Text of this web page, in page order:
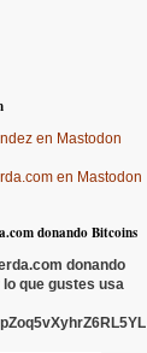
en Mastodon
en Mastodon
donando Bitcoins
donando
que gustes usa